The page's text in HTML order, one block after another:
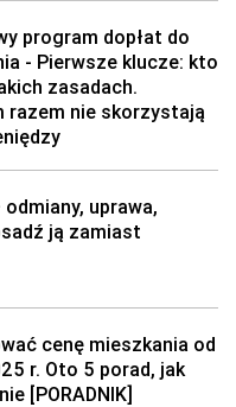
program dopłat do
- Pierwsze klucze: kto
zasadach.
razem nie skorzystają
uprawa,
ją zamiast
cenę mieszkania od
r. Oto 5 porad, jak
[PORADNIK]